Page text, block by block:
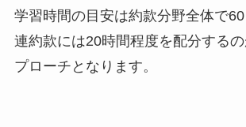
学習時間の目安は約款分野全体で
連約款には20時間程度を配分する
プローチとなります。